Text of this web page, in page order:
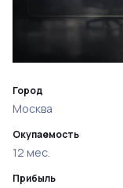
Город
Москва
Окупаемость
12 мес.
Прибыль